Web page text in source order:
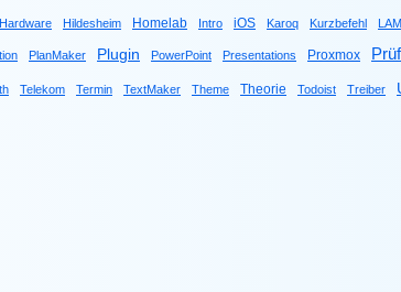
Hardware Hildesheim Homelab Intro iOS Karoq Kurzbefehl
PlanMaker Plugin PowerPoint Presentations Proxmox
Telekom Termin TextMaker Theme Theorie Todoist Treiber